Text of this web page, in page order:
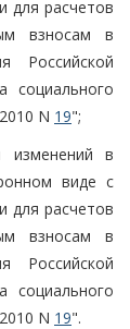
для расчетов
взносам в
Российской
социального
N 19";
изменений в
виде с
для расчетов
взносам в
Российской
социального
N 19".